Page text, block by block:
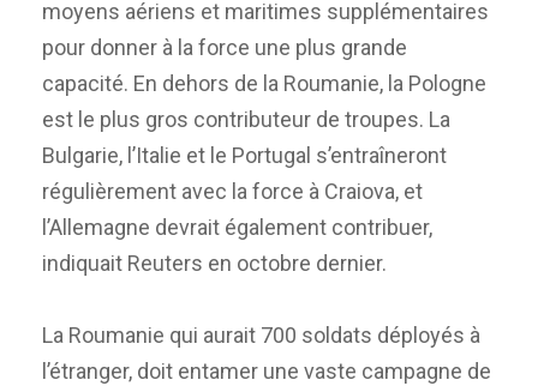
moyens aériens et maritimes supplémentaires
pour donner à la force une plus grande
capacité. En dehors de la Roumanie, la Pologne
est le plus gros contributeur de troupes. La
Bulgarie, l’Italie et le Portugal s’entraîneront
régulièrement avec la force à Craiova, et
l’Allemagne devrait également contribuer,
indiquait Reuters en octobre dernier.
La Roumanie qui aurait 700 soldats déployés à
l’étranger, doit entamer une vaste campagne de